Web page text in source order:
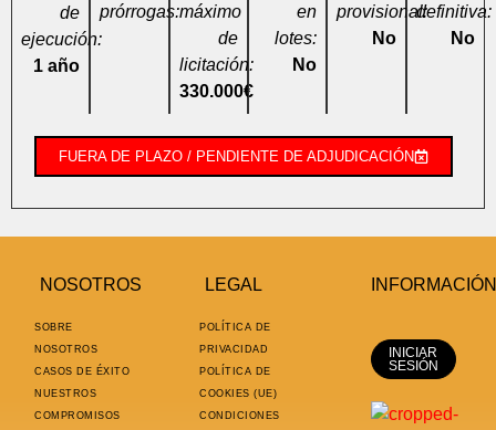
de
ejecución:
1 año
prórrogas:máximo
de
licitación:
330.000€
en
lotes:
No
provisional:
No
definitiva:
No
FUERA DE PLAZO / PENDIENTE DE ADJUDICACIÓN
NOSOTROS
SOBRE
NOSOTROS
CASOS DE ÉXITO
NUESTROS
COMPROMISOS
LEGAL
POLÍTICA DE
PRIVACIDAD
POLÍTICA DE
COOKIES (UE)
CONDICIONES
INFORMACIÓN
INICIAR
SESIÓN